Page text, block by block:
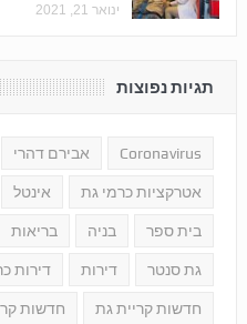
ינואר 21, 2021
תגיות נפוצות
Coronavirus אבירם דהרי
אטרקציות כרמי גת אינטל
בית ספר בניה בריאות
גת סנטר דירות דירות
חדשות קריית גת חדשות